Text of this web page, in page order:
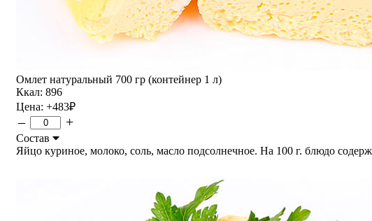
Омлет натуральный 700 гр (контейнер 1 л)
Ккал: 896
Цена: +483₽
– +
Состав
Яйцо куриное, молоко, соль, масло подсолнечное. На 100 г. блюдо